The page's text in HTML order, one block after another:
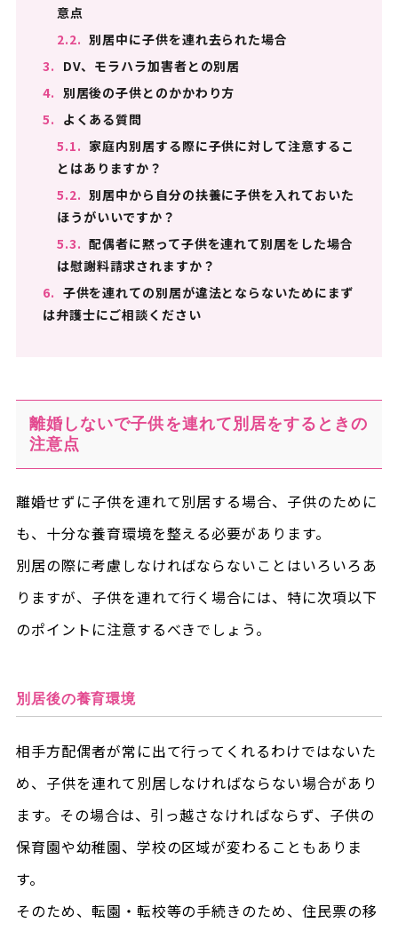
意点
2.2. 別居中に子供を連れ去られた場合
3. DV、モラハラ加害者との別居
4. 別居後の子供とのかかわり方
5. よくある質問
5.1. 家庭内別居する際に子供に対して注意するこ
とはありますか？
5.2. 別居中から自分の扶養に子供を入れておいた
ほうがいいですか？
5.3. 配偶者に黙って子供を連れて別居をした場合
は慰謝料請求されますか？
6. 子供を連れての別居が違法とならないためにまず
は弁護士にご相談ください
離婚しないで子供を連れて別居をするときの
注意点
離婚せずに子供を連れて別居する場合、子供のために
も、十分な養育環境を整える必要があります。
別居の際に考慮しなければならないことはいろいろあ
りますが、子供を連れて行く場合には、特に次項以下
のポイントに注意するべきでしょう。
別居後の養育環境
相手方配偶者が常に出て行ってくれるわけではないた
め、子供を連れて別居しなければならない場合があり
ます。その場合は、引っ越さなければならず、子供の
保育園や幼稚園、学校の区域が変わることもありま
す。
そのため、転園・転校等の手続きのため、住民票の移